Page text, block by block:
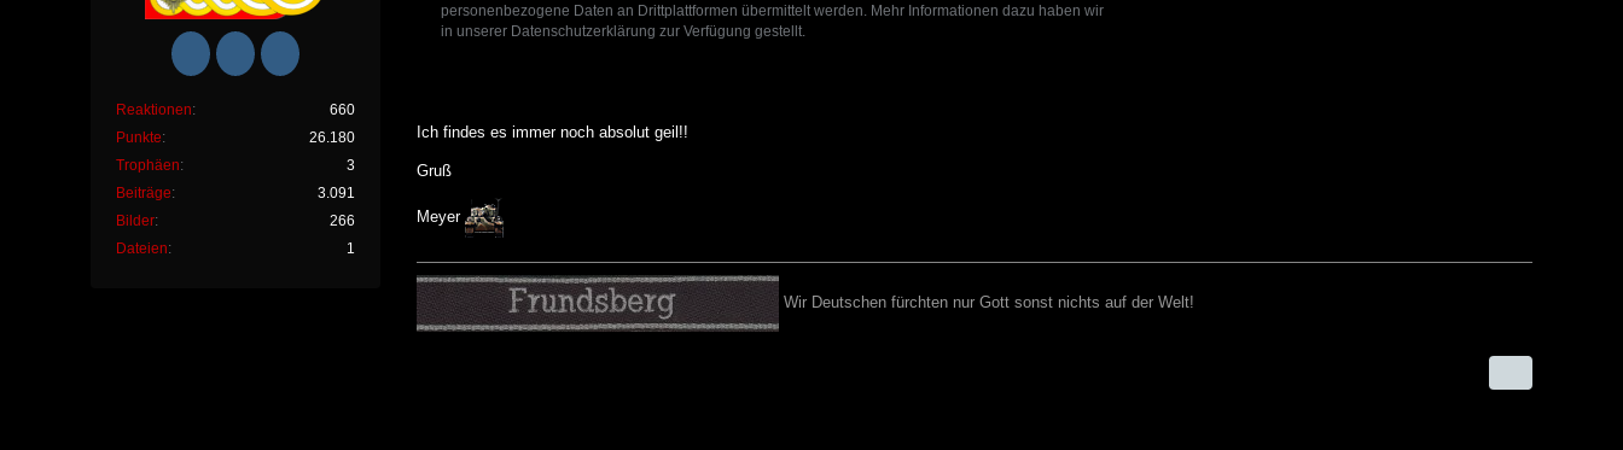
Reaktionen
660
Punkte
26.180
Trophäen
3
Beiträge
3.091
Bilder
266
Dateien
1
personenbezogene Daten an Drittplattformen übermittelt werden. Mehr Informationen dazu haben wir
in unserer Datenschutzerklärung zur Verfügung gestellt.
Ich findes es immer noch absolut geil!!
Gruß
Meyer
Wir Deutschen fürchten nur Gott sonst nichts auf der Welt!